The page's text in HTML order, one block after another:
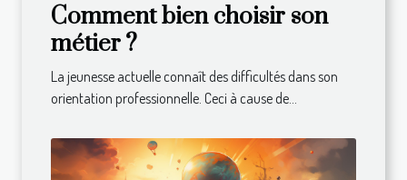
Comment bien choisir son
métier ?
La jeunesse actuelle connaît des difficultés dans son
orientation professionnelle. Ceci à cause de...